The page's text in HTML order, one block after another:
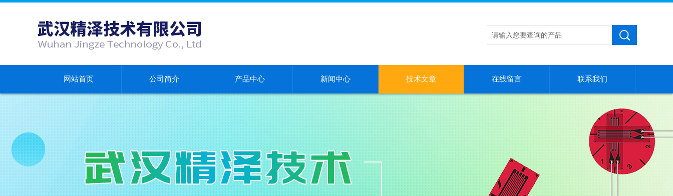
网站首页 公司简介 产品中心 新闻中心 技术文章 在线留言 联系我们